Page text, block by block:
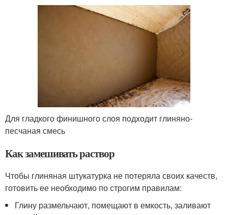
Для гладкого финишного слоя подходит глиняно-
песчаная смесь
Как замешивать раствор
Чтобы глиняная штукатурка не потеряла своих качеств,
готовить ее необходимо по строгим правилам:
Глину размельчают, помещают в емкость, заливают